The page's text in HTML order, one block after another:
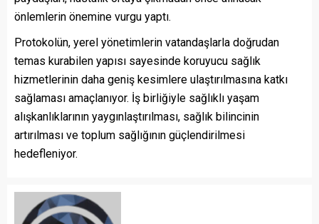
önlemlerin önemine vurgu yaptı.
Protokolün, yerel yönetimlerin vatandaşlarla doğrudan
temas kurabilen yapısı sayesinde koruyucu sağlık
hizmetlerinin daha geniş kesimlere ulaştırılmasına katkı
sağlaması amaçlanıyor. İş birliğiyle sağlıklı yaşam
alışkanlıklarının yaygınlaştırılması, sağlık bilincinin
artırılması ve toplum sağlığının güçlendirilmesi
hedefleniyor.